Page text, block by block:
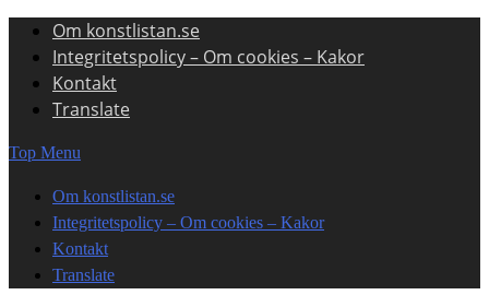
Skip
content
Om konstlistan.se
Integritetspolicy – Om cookies – Kakor
Kontakt
Translate
Top Menu
Om konstlistan.se
Integritetspolicy – Om cookies – Kakor
Kontakt
Translate